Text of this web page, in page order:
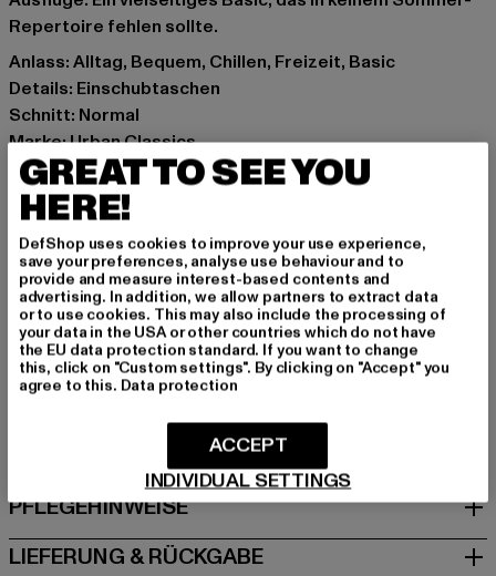
Repertoire fehlen sollte.
Anlass: Alltag, Bequem, Chillen, Freizeit, Basic
Details: Einschubtaschen
Schnitt: Normal
Marke: Urban Classics
Kat.: Bekleidung
Farbe: rosa
Hersteller Farbe: blushedrose
Materialzusammensetzung: 100% Baumwolle
Art.Nr: TB7467-20453
Hersteller: TB International GmbH |info@tbint.de
Dr.-Robert-Murjahn-Straße 7 | 64372 Ober-Ramstadt |
DE
GRÖSSE & PASSFORM
PFLEGEHINWEISE
LIEFERUNG & RÜCKGABE
GREAT TO SEE YOU
HERE!
DefShop uses cookies to improve your use experience,
save your preferences, analyse use behaviour and to
provide and measure interest-based contents and
advertising. In addition, we allow partners to extract data
or to use cookies. This may also include the processing of
your data in the USA or other countries which do not have
the EU data protection standard. If you want to change
this, click on "Custom settings". By clicking on "Accept" you
agree to this. Data protection
INDIVIDUAL SETTINGS
ACCEPT